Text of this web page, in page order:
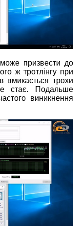
призвести до
ж тротлінгу при
вмикається трохи
стає. Подальше
виникнення